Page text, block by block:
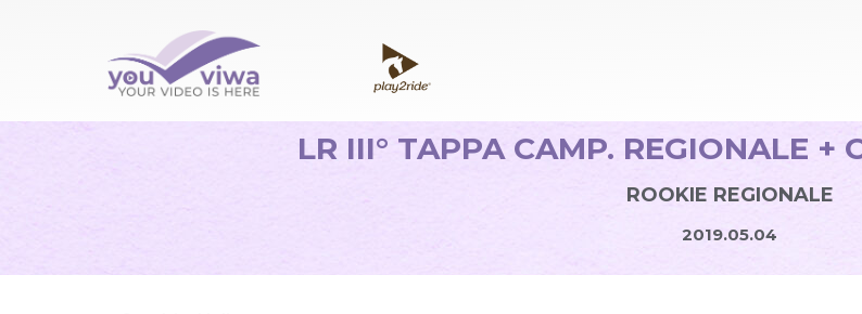
LR III° TAPPA CAMP. REGIONALE +
ROOKIE REGIONALE
2019.05.04